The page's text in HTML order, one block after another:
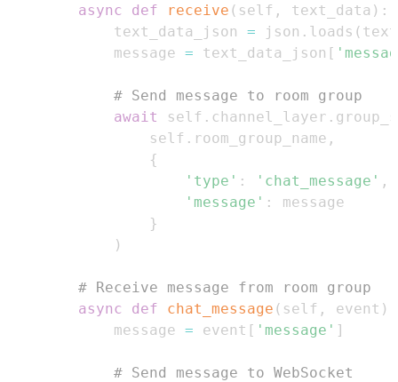
async def receive ( self , text_data ) :
        text_data_json
= json . loads (
        message
= text_data_json [
# Send message to room group
await
self . channel_layer .
            self
. room_group_name ,
{
'type' : 'chat_message' ,
'message' :
}
)
# Receive message from room group
async
def chat_message ( self , event )
        message
= event [ 'message' ]
# Send message to WebSocket